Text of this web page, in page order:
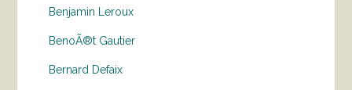
Benjamin Leroux
BenoÃ®t Gautier
Bernard Defaix